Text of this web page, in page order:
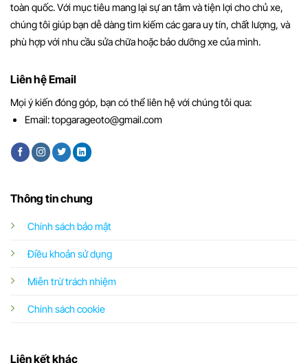
toàn quốc. Với mục tiêu mang lại sự an tâm và tiện lợi cho chủ xe,
chúng tôi giúp bạn dễ dàng tìm kiếm các gara uy tín, chất lượng, và
phù hợp với nhu cầu sửa chữa hoặc bảo dưỡng xe của mình.
Thông tin chung
Chính sách bảo mật
Điều khoản sử dụng
Miễn trừ trách nhiệm
Chính sách cookie
Liên kết khác
Liên hệ Email
Mọi ý kiến đóng góp, bạn có thể liên hệ với chúng tôi qua:
Email:topgarageoto@gmail.com